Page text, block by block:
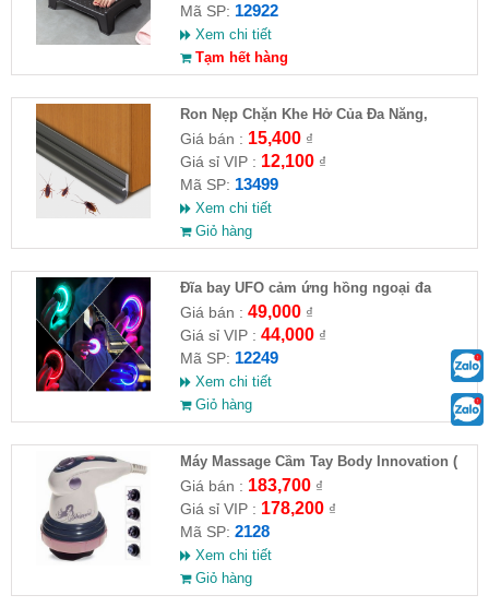
Mã SP: 12922
Xem chi tiết
Tạm hết hàng
Ron Nẹp Chặn Khe Hở Của Đa Năng,
Chống Côn Trùng( HĐ )
Giá bán : 15,400₫
Giá sỉ VIP : 12,100₫
Mã SP: 13499
Xem chi tiết
Giỏ hàng
Đĩa bay UFO cảm ứng hồng ngoại đa
chiều tự động bay về
Giá bán : 49,000₫
Giá sỉ VIP : 44,000₫
Mã SP: 12249
Xem chi tiết
Giỏ hàng
Máy Massage Cầm Tay Body Innovation (
HĐ )
Giá bán : 183,700₫
Giá sỉ VIP : 178,200₫
Mã SP: 2128
Xem chi tiết
Giỏ hàng